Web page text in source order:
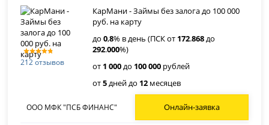
212 отзывов
КарМани - Займы без залога до 100 000
руб. на карту
до0,8% в день (ПСК от 172.868до
292.000%)
от 1 000до 100 000 рублей
от5дней до 12 месяцев
ООО МФК "ПСБ ФИНАНС" Онлайн-заявка